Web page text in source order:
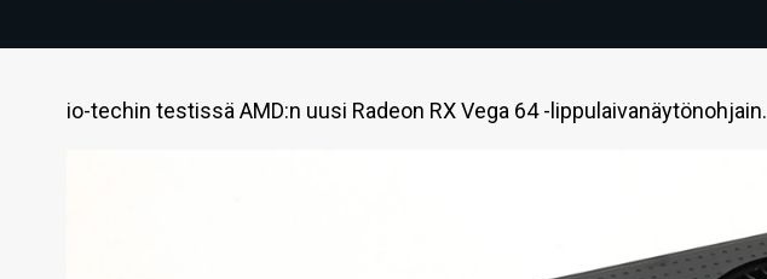
io-techin testissä AMD:n uusi Radeon RX Vega 64 -lippulaivanäytönohjain.